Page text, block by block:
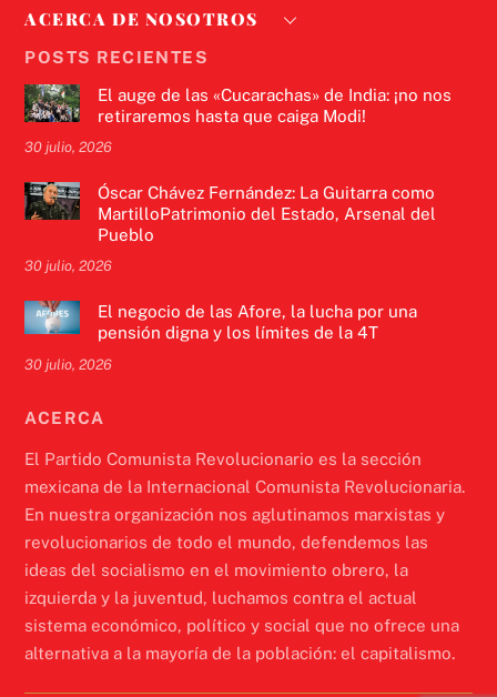
ACERCA DE NOSOTROS
POSTS RECIENTES
El auge de las «Cucarachas» de India: ¡no nos
retiraremos hasta que caiga Modi!
30 julio, 2026
Óscar Chávez Fernández: La Guitarra como
MartilloPatrimonio del Estado, Arsenal del
Pueblo
30 julio, 2026
El negocio de las Afore, la lucha por una
pensión digna y los límites de la 4T
30 julio, 2026
ACERCA
El Partido Comunista Revolucionario es la sección
mexicana de la Internacional Comunista Revolucionaria.
En nuestra organización nos aglutinamos marxistas y
revolucionarios de todo el mundo, defendemos las
ideas del socialismo en el movimiento obrero, la
izquierda y la juventud, luchamos contra el actual
sistema económico, político y social que no ofrece una
alternativa a la mayoría de la población: el capitalismo.